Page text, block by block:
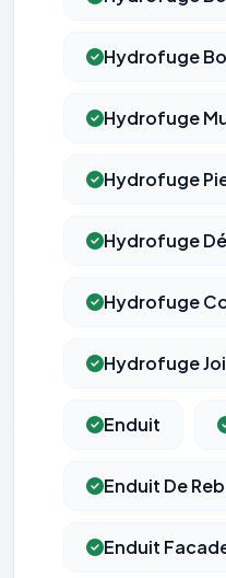
Hydrofuge
Hydrofuge
Hydrofuge
Hydrofuge
Hydrofuge
Hydrofuge
Enduit
Enduit De
Enduit